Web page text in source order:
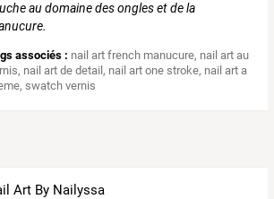
au domaine des ongles et de la
associés : nail art french manucure, nail art au
, nail art de detail, nail art one stroke, nail art a
,swatch vernis
Art By Nailyssa